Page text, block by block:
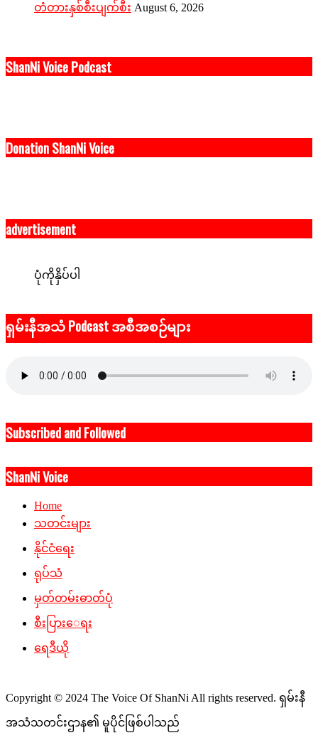
တံတားနှစ်စီးပျက်စီး August 6, 2026
ShanNi Voice Podcast
Donation ShanNi Voice
advertisement
ပုံကိုနှိပ်ပါ
ရှမ်းနီအသံ Podcast အစီအစဉ်များ
Subscribed and Followed
ShanNi Voice
Home
သတင်းများ
နိုင်ငံရေး
ရုပ်သံ
မှတ်တမ်းဓာတ်ပုံ
စီးပြားေရး
ရေဒီယို
Copyright © 2024 The Voice Of ShanNi All rights reserved. ရှမ်းနီ
အသံသတင်းဌာန၏ မူပိုင်ဖြစ်ပါသည်